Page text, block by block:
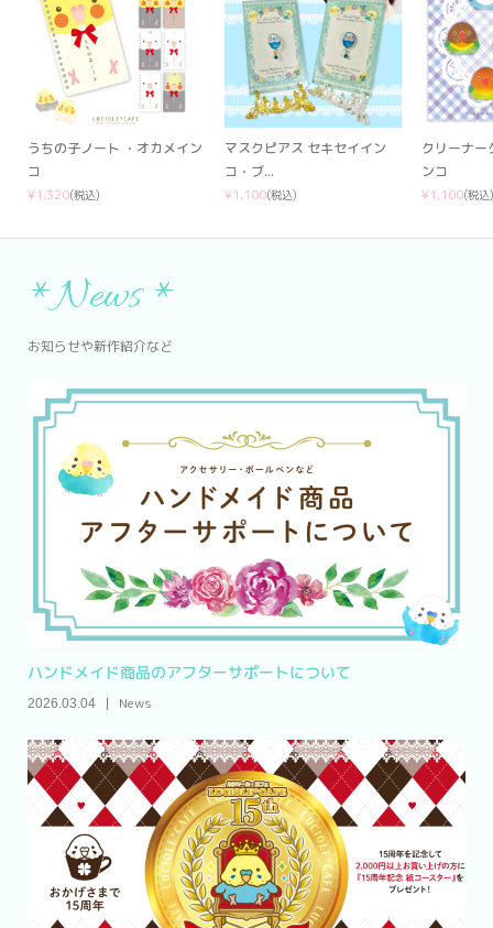
うちの子ノート ・オカメイン
コ
¥1,320(税込)
マスクピアス セキセイイン
コ・ブ...
¥1,100(税込)
クリーナー
ンコ
¥1,100(税込)
*News *
お知らせや新作紹介など
ハンドメイド商品のアフターサポートについて
2026.03.04 News